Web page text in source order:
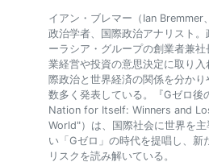
イアン・ブレマー（Ian Bremmer
政治学者、国際政治アナリスト。
ーラシア・グループの創業者兼
業経営や投資の意思決定に取り
際政治と世界経済の関係を分か
数多く発表している。『Gゼロ後
Nation for Itself: Winners and
World"）は、国際社会に世界を
い「Gゼロ」の時代を提唱し、新
リスクを読み解いている。